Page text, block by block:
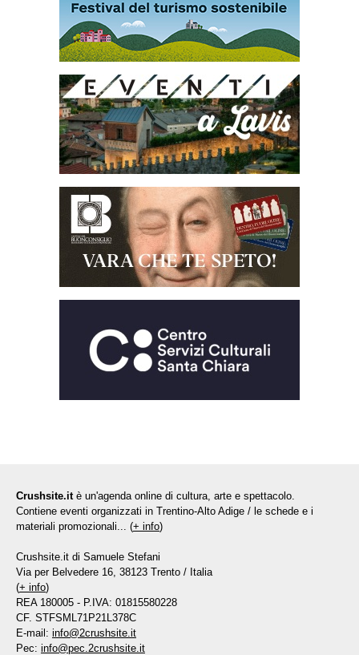
Crushsite.it è un'agenda online di cultura, arte e spettacolo.
Contiene eventi organizzati in Trentino-Alto Adige / le schede e i
materiali promozionali... (+ info)
Crushsite.it di Samuele Stefani
Via per Belvedere 16, 38123 Trento / Italia
(+ info)
REA 180005 - P.IVA: 01815580228
CF. STFSML71P21L378C
E-mail: info@2crushsite.it
Pec: info@pec.2crushsite.it